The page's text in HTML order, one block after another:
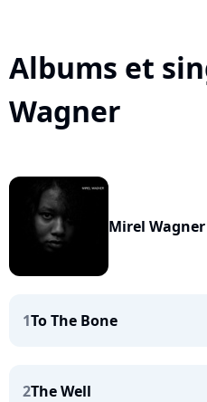
Albums et
Wagner
Mirel Wagner
1To The Bone
2The Well